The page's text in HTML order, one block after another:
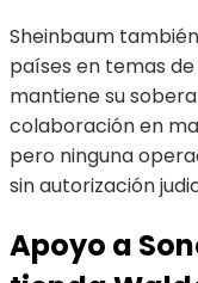
Sheinbaum
países en temas
mantiene su
colaboración en
pero ninguna
sin autorización
Apoyo a